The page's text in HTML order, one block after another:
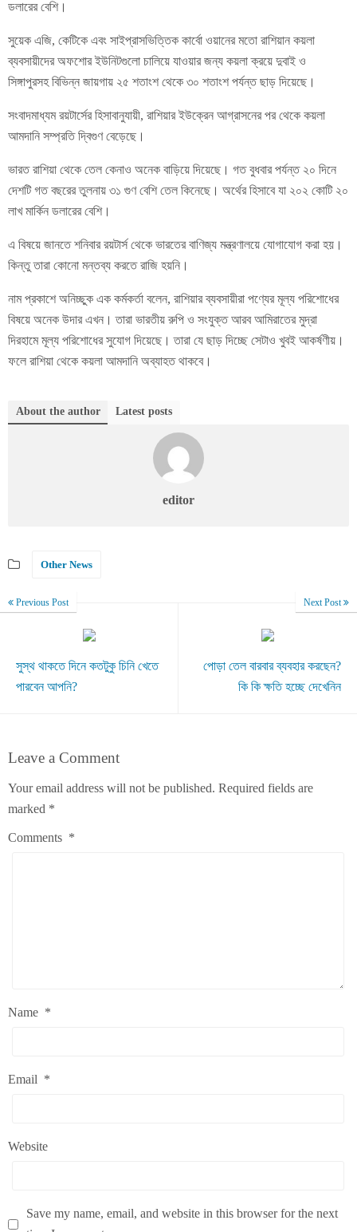
ডলারের বেশি।
সুয়েক এজি, কেটিকে এবং সাইপ্রাসভিত্তিক কার্বো ওয়ানের মতো রাশিয়ান কয়লা
ব্যবসায়ীদের অফশোর ইউনিটগুলো চালিয়ে যাওয়ার জন্য কয়লা ক্রয়ে দুবাই ও
সিঙ্গাপুরসহ বিভিন্ন জায়গায় ২৫ শতাংশ থেকে ৩০ শতাংশ পর্যন্ত ছাড় দিয়েছে।
সংবাদমাধ্যম রয়টার্সের হিসাবানুযায়ী, রাশিয়ার ইউক্রেন আগ্রাসনের পর থেকে কয়লা
আমদানি সম্প্রতি দ্বিগুণ বেড়েছে।
ভারত রাশিয়া থেকে তেল কেনাও অনেক বাড়িয়ে দিয়েছে। গত বুধবার পর্যন্ত ২০ দিনে
দেশটি গত বছরের তুলনায় ৩১ গুণ বেশি তেল কিনেছে। অর্থের হিসাবে যা ২০২ কোটি ২০
লাখ মার্কিন ডলারের বেশি।
এ বিষয়ে জানতে শনিবার রয়টার্স থেকে ভারতের বাণিজ্য মন্ত্রণালয়ে যোগাযোগ করা হয়।
কিন্তু তারা কোনো মন্তব্য করতে রাজি হয়নি।
নাম প্রকাশে অনিচ্ছুক এক কর্মকর্তা বলেন, রাশিয়ার ব্যবসায়ীরা পণ্যের মূল্য পরিশোধের
বিষয়ে অনেক উদার এখন। তারা ভারতীয় রুপি ও সংযুক্ত আরব আমিরাতের মুদ্রা
দিরহামে মূল্য পরিশোধের সুযোগ দিয়েছে। তারা যে ছাড় দিচ্ছে সেটাও খুবই আকর্ষণীয়।
ফলে রাশিয়া থেকে কয়লা আমদানি অব্যাহত থাকবে।
About the author Latest posts
editor
Other News
Previous Post
সুস্থ থাকতে দিনে কতটুকু চিনি খেতে
পারবেন আপনি?
Next Post
পোড়া তেল বারবার ব্যবহার করছেন?
কি কি ক্ষতি হচ্ছে দেখেনিন
Leave a Comment
Your email address will not be published. Required fields are
marked *
Comments *
Name *
Email *
Website
Save my name, email, and website in this browser for the next